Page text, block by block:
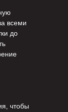
всеми
до
чтобы